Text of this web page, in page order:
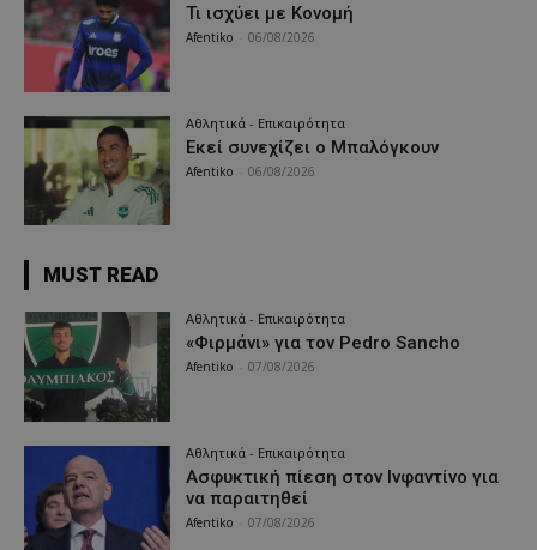
Τι ισχύει με Κονομή
Afentiko 06/08/2026
Αθλητικά - Επικαιρότητα
Εκεί συνεχίζει ο Μπαλόγκουν
Afentiko 06/08/2026
MUST READ
Αθλητικά - Επικαιρότητα
«Φιρμάνι» για τον Pedro Sancho
Afentiko 07/08/2026
Αθλητικά - Επικαιρότητα
Ασφυκτική πίεση στον Ινφαντίνο για
να παραιτηθεί
Afentiko 07/08/2026